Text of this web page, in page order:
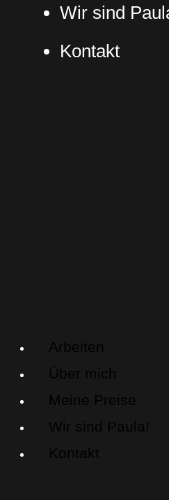
Wir sind
Kontakt
Arbeiten
Über mich
Meine Preise
Wir sind Paula!
Kontakt